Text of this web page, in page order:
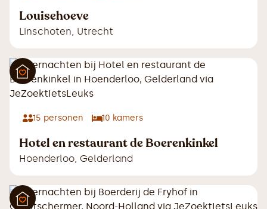
Louisehoeve
Linschoten, Utrecht
15 personen 10 kamers
Hotel en restaurant de Boerenkinkel
Hoenderloo, Gelderland